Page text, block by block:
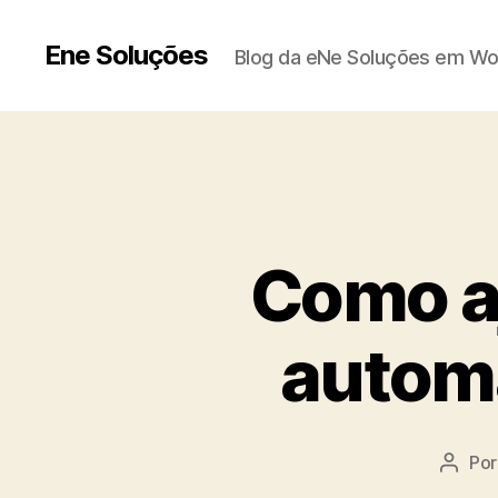
Ene Soluções Blog da eNe Soluções em
Como
Autor